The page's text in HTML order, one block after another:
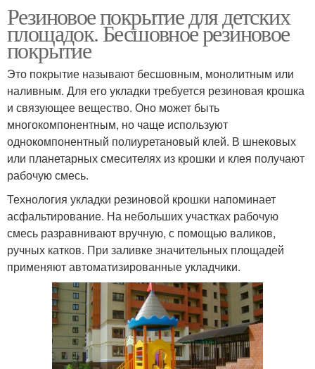
Резиновое покрытие для детских
площадок. Бесшовное резиновое
покрытие
Это покрытие называют бесшовным, монолитным или
наливным. Для его укладки требуется резиновая крошка
и связующее вещество. Оно может быть
многокомпонентным, но чаще используют
однокомпонентный полиуретановый клей. В шнековых
или планетарных смесителях из крошки и клея получают
рабочую смесь.
Технология укладки резиновой крошки напоминает
асфальтирование. На небольших участках рабочую
смесь разравнивают вручную, с помощью валиков,
ручных катков. При заливке значительных площадей
применяют автоматизированные укладчики.